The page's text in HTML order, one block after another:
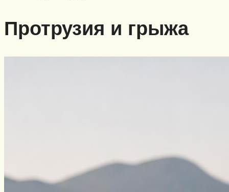
Протрузия и грыжа